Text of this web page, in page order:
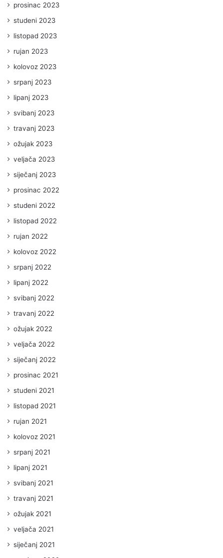
prosinac 2023
studeni 2023
listopad 2023
rujan 2023
kolovoz 2023
srpanj 2023
lipanj 2023
svibanj 2023
travanj 2023
ožujak 2023
veljača 2023
siječanj 2023
prosinac 2022
studeni 2022
listopad 2022
rujan 2022
kolovoz 2022
srpanj 2022
lipanj 2022
svibanj 2022
travanj 2022
ožujak 2022
veljača 2022
siječanj 2022
prosinac 2021
studeni 2021
listopad 2021
rujan 2021
kolovoz 2021
srpanj 2021
lipanj 2021
svibanj 2021
travanj 2021
ožujak 2021
veljača 2021
siječanj 2021